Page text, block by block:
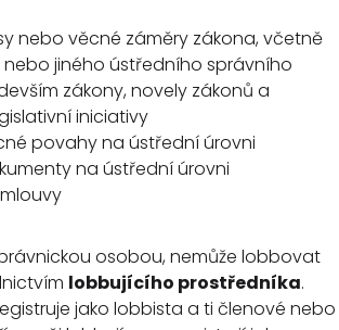
nebo věcné záměry zákona, včetně
jiného ústředního správního
zákony, novely zákonů a
iniciativy
povahy na ústřední úrovni
na ústřední úrovni
osobou, nemůže lobbovat
lobbujícího prostředníka.
jako lobbista a ti členové nebo